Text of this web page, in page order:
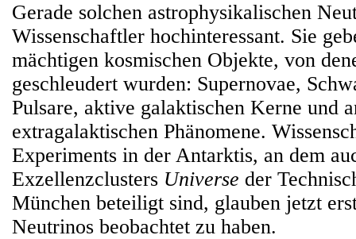
Gerade solchen astrophysikalischen
Wissenschaftler hochinteressant. Sie
mächtigen kosmischen Objekte, von
geschleudert wurden: Supernovae,
Pulsare, aktive galaktischen Kerne und
extragalaktischen Phänomene.
Experiments in der Antarktis, an dem
Exzellenzclusters Universe der
München beteiligt sind, glauben jetzt
Neutrinos beobachtet zu haben.